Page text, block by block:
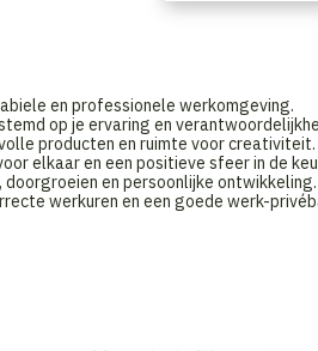
en professionele werkomgeving.
op je ervaring en
producten en ruimte voor creativiteit.
elkaar en een positieve sfeer in de
en persoonlijke ontwikkeling.
werkuren en een goede werk-